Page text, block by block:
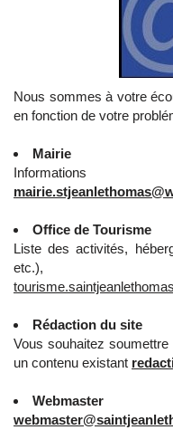
Nous sommes à votre
en fonction de votre
Mairie
Office de Tourisme
Liste des activités,
etc.),
Rédaction du site
Vous souhaitez
un contenu existant
Webmaster